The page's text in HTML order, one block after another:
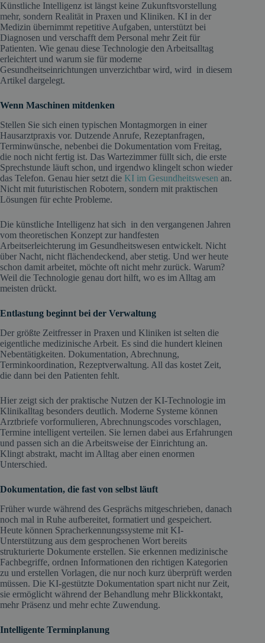
Künstliche Intelligenz ist längst keine Zukunftsvorstellung
mehr, sondern Realität in Praxen und Kliniken. KI in der
Medizin übernimmt repetitive Aufgaben, unterstützt bei
Diagnosen und verschafft dem Personal mehr Zeit für
Patienten. Wie genau diese Technologie den Arbeitsalltag
erleichtert und warum sie für moderne
Gesundheitseinrichtungen unverzichtbar wird, wird in diesem
Artikel dargelegt.
Wenn Maschinen mitdenken
Stellen Sie sich einen typischen Montagmorgen in einer
Hausarztpraxis vor. Dutzende Anrufe, Rezeptanfragen,
Terminwünsche, nebenbei die Dokumentation vom Freitag,
die noch nicht fertig ist. Das Wartezimmer füllt sich, die erste
Sprechstunde läuft schon, und irgendwo klingelt schon wieder
das Telefon. Genau hier setzt die KI im Gesundheitswesen an.
Nicht mit futuristischen Robotern, sondern mit praktischen
Lösungen für echte Probleme.
Die künstliche Intelligenz hat sich in den vergangenen Jahren
vom theoretischen Konzept zur handfesten
Arbeitserleichterung im Gesundheitswesen entwickelt. Nicht
über Nacht, nicht flächendeckend, aber stetig. Und wer heute
schon damit arbeitet, möchte oft nicht mehr zurück. Warum?
Weil die Technologie genau dort hilft, wo es im Alltag am
meisten drückt.
Entlastung beginnt bei der Verwaltung
Der größte Zeitfresser in Praxen und Kliniken ist selten die
eigentliche medizinische Arbeit. Es sind die hundert kleinen
Nebentätigkeiten. Dokumentation, Abrechnung,
Terminkoordination, Rezeptverwaltung. All das kostet Zeit,
die dann bei den Patienten fehlt.
Hier zeigt sich der praktische Nutzen der KI-Technologie im
Klinikalltag besonders deutlich. Moderne Systeme können
Arztbriefe vorformulieren, Abrechnungscodes vorschlagen,
Termine intelligent verteilen. Sie lernen dabei aus Erfahrungen
und passen sich an die Arbeitsweise der Einrichtung an.
Klingt abstrakt, macht im Alltag aber einen enormen
Unterschied.
Dokumentation, die fast von selbst läuft
Früher wurde während des Gesprächs mitgeschrieben, danach
noch mal in Ruhe aufbereitet, formatiert und gespeichert.
Heute können Spracherkennungssysteme mit KI-
Unterstützung aus dem gesprochenen Wort bereits
strukturierte Dokumente erstellen. Sie erkennen medizinische
Fachbegriffe, ordnen Informationen den richtigen Kategorien
zu und erstellen Vorlagen, die nur noch kurz überprüft werden
müssen. Die KI-gestützte Dokumentation spart nicht nur Zeit,
sie ermöglicht während der Behandlung mehr Blickkontakt,
mehr Präsenz und mehr echte Zuwendung.
Intelligente Terminplanung